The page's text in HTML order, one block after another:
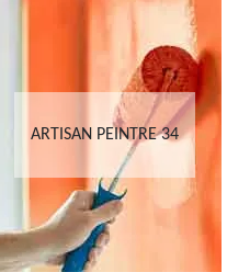
ARTISAN PEINTRE 34